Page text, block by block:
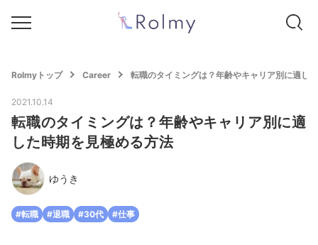
Rolmyトップ Career 転職のタイミングは？年齢やキャリア別に適し
2021.10.14
転職のタイミングは？年齢やキャリア別に適
した時期を見極める方法
ゆうき
#転職 #退職 #30代 #仕事